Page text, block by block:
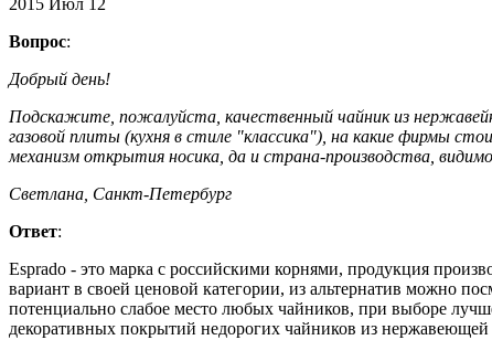
2015 Июл 12
Вопрос:
Добрый день!
Подскажите, пожалуйста, качественный чайник из
газовой плиты (кухня в стиле "классика"), на какие фирмы
механизм открытия носика, да и страна-производства,
Светлана, Санкт-Петербург
Ответ:
Esprado - это марка с российскими корнями, продукция
вариант в своей ценовой категории, из альтернатив можно
потенциально слабое место любых чайников, при выборе
декоративных покрытий недорогих чайников из нержавеющей